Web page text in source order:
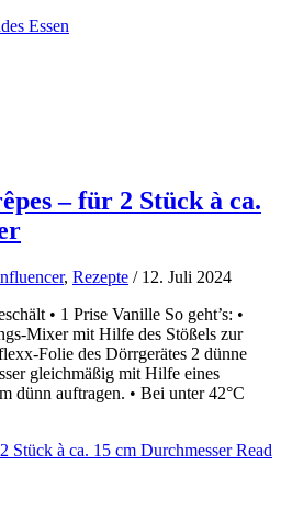
– für 2 Stück à ca.
, Rezepte / 12. Juli 2024
• 1 Prise Vanille So geht’s: •
Mixer mit Hilfe des Stößels zur
Folie des Dörrgerätes 2 dünne
gleichmäßig mit Hilfe eines
dünn auftragen. • Bei unter 42°C
Stück à ca. 15 cm DurchmesserRead